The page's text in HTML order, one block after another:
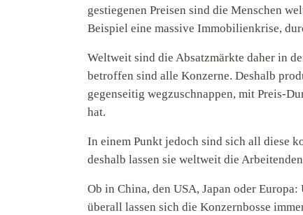
gestiegenen Preisen sind die Menschen
Beispiel eine massive Immobilienkrise,
Weltweit sind die Absatzmärkte daher in
betroffen sind alle Konzerne. Deshalb
gegenseitig wegzuschnappen, mit Preis-
hat.
In einem Punkt jedoch sind sich all diese
deshalb lassen sie weltweit die
Ob in China, den USA, Japan oder
überall lassen sich die Konzernbosse